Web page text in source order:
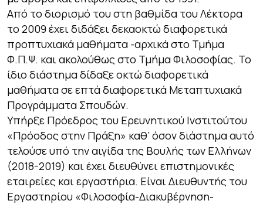
Από το διορισμό του στη βαθμίδα του Λέκτορα
το 2009 έχει διδάξει δεκαοκτώ διαφορετικά
προπτυχιακά μαθήματα -αρχικά στο Τμήμα
Φ.Π.Ψ. και ακολούθως στο Τμήμα Φιλοσοφίας. Το
ίδιο διάστημα δίδαξε οκτώ διαφορετικά
μαθήματα σε επτά διαφορετικά Μεταπτυχιακά
Προγράμματα Σπουδών.
Υπήρξε Πρόεδρος του Ερευνητικού Ινστιτούτου
«Πρόοδος στην Πράξη» καθ’ όσον διάστημα αυτό
τελούσε υπό την αιγίδα της Βουλής των Ελλήνων
(2018-2019) και έχει διευθύνει επιστημονικές
εταιρείες και εργαστήρια. Είναι Διευθυντής του
Εργαστηρίου «Φιλοσοφία-Διακυβέρνηση-